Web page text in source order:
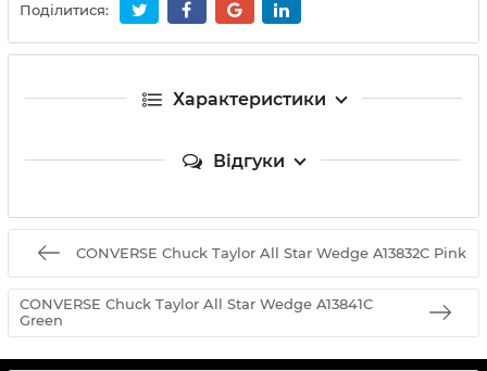
Поділитися:
Характеристики
Відгуки
CONVERSE Chuck Taylor All Star Wedge A13832C Pink
CONVERSE Chuck Taylor All Star Wedge A13841C
Green